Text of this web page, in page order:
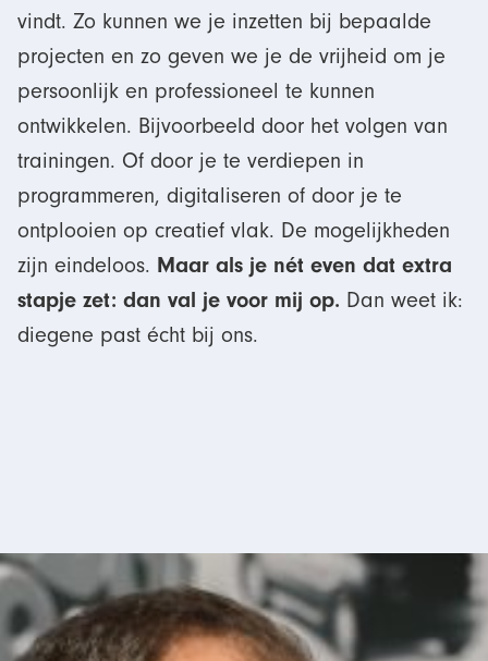
vindt. Zo kunnen we je inzetten bij bepaalde
projecten en zo geven we je de vrijheid om je
persoonlijk en professioneel te kunnen
ontwikkelen. Bijvoorbeeld door het volgen van
trainingen. Of door je te verdiepen in
programmeren, digitaliseren of door je te
ontplooien op creatief vlak. De mogelijkheden
zijn eindeloos. Maar als je nét even dat extra
stapje zet: dan val je voor mij op. Dan weet ik:
diegene past écht bij ons.